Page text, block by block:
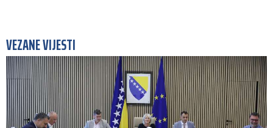
VEZANE VIJESTI